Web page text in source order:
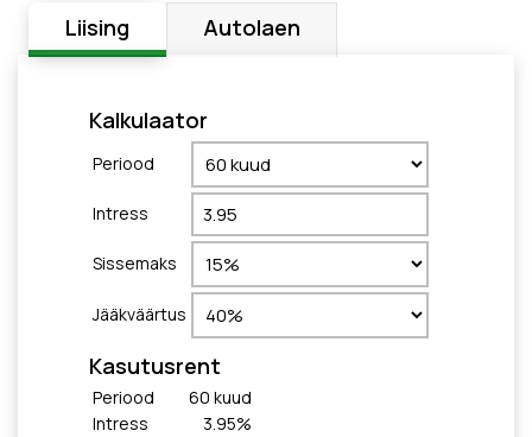
Liising Autolaen
Kalkulaator
Periood
Intress
Sissemaks
Jääkväärtus
Kasutusrent
Periood 60 kuud
Intress
3.95%